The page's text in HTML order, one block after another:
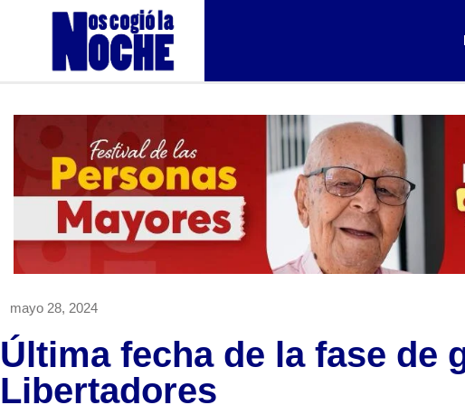
mayo 28, 2024
Última fecha de la fase de
Libertadores